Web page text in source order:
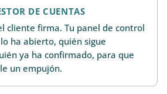
DE CUENTAS
cliente firma. Tu panel de control
ha abierto, quién sigue
ya ha confirmado, para que
un empujón.